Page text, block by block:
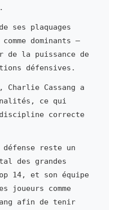
ses plaquages
dominants —
de la puissance de
défensives.
Cassang a
ce qui
correcte
reste un
des grandes
14, et son équipe
joueurs comme
afin de tenir